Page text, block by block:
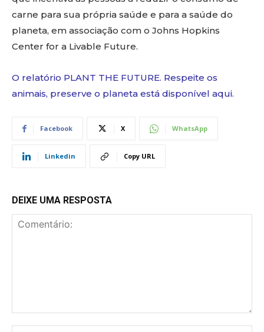
carne para sua própria saúde e para a saúde do
planeta, em associação com o Johns Hopkins
Center for a Livable Future.
O relatório PLANT THE FUTURE. Respeite os
animais, preserve o planeta está disponível aqui.
Facebook X WhatsApp
Linkedin Copy URL
DEIXE UMA RESPOSTA